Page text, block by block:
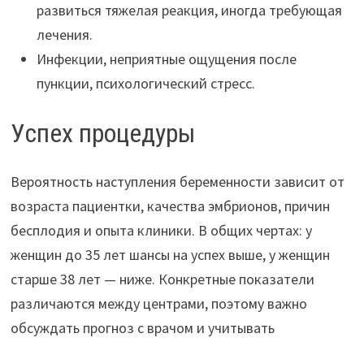
развиться тяжелая реакция, иногда требующая
лечения.
Инфекции, неприятные ощущения после
пункции, психологический стресс.
Успех процедуры
Вероятность наступления беременности зависит от
возраста пациентки, качества эмбрионов, причин
бесплодия и опыта клиники. В общих чертах: у
женщин до 35 лет шансы на успех выше, у женщин
старше 38 лет — ниже. Конкретные показатели
различаются между центрами, поэтому важно
обсуждать прогноз с врачом и учитывать